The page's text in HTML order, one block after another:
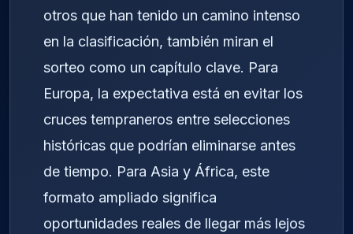
otros que han tenido un camino intenso
en la clasificación, también miran el
sorteo como un capítulo clave. Para
Europa, la expectativa está en evitar los
cruces tempraneros entre selecciones
históricas que podrían eliminarse antes
de tiempo. Para Asia y África, este
formato ampliado significa
oportunidades reales de llegar más lejos